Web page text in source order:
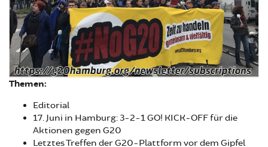
Themen:
Editorial
17. Juni in Hamburg: 3-2-1 GO! KICK-OFF für die
Aktionen gegen G20
Letztes Treffen der G20-Plattform vor dem Gipfel